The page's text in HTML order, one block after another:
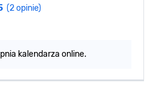
(2 opinie)
kalendarza online.